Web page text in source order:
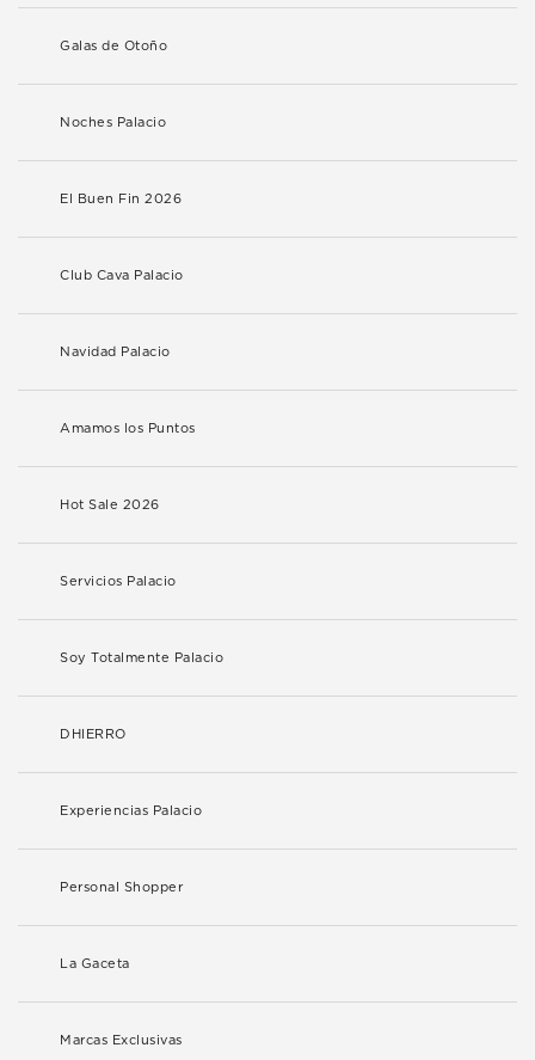
Galas de Otoño
Noches Palacio
El Buen Fin 2026
Club Cava Palacio
Navidad Palacio
Amamos los Puntos
Hot Sale 2026
Servicios Palacio
Soy Totalmente Palacio
DHIERRO
Experiencias Palacio
Personal Shopper
La Gaceta
Marcas Exclusivas